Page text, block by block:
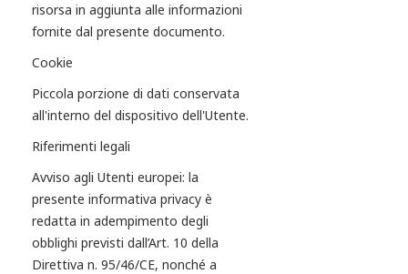
risorsa in aggiunta alle informazioni
fornite dal presente documento.
Cookie
Piccola porzione di dati conservata
all'interno del dispositivo dell'Utente.
Riferimenti legali
Avviso agli Utenti europei: la
presente informativa privacy è
redatta in adempimento degli
obblighi previsti dall’Art. 10 della
Direttiva n. 95/46/CE, nonché a